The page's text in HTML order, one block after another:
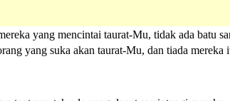
yang mencintai taurat-Mu, tidak ada batu
yang suka akan taurat-Mu, dan tiada mereka